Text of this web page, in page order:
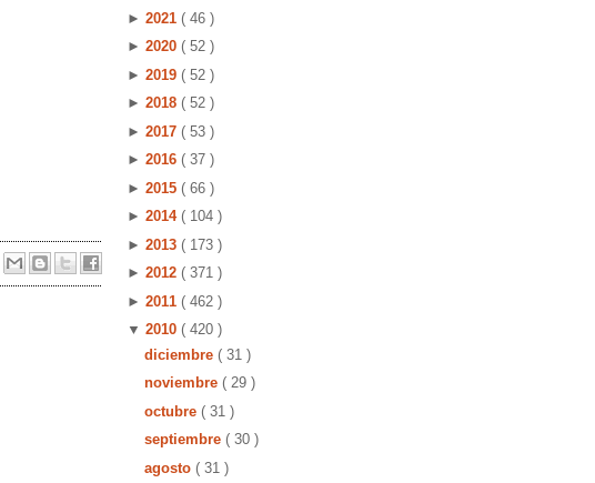
► 2021 ( 46 )
► 2020 ( 52 )
► 2019 ( 52 )
► 2018 ( 52 )
► 2017 ( 53 )
► 2016 ( 37 )
► 2015 ( 66 )
► 2014 ( 104 )
► 2013 ( 173 )
► 2012 ( 371 )
► 2011 ( 462 )
▼ 2010 ( 420 )
diciembre ( 31 )
noviembre ( 29 )
octubre ( 31 )
septiembre ( 30 )
agosto ( 31 )